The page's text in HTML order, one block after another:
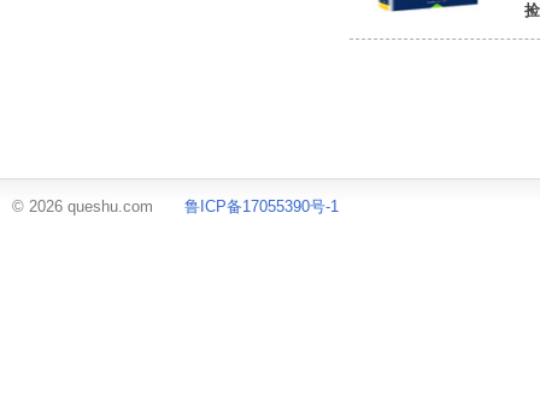
© 2026 queshu.com 鲁ICP备17055390号-1